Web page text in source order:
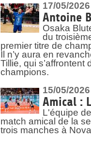
17/05/2026
Antoine
Osaka
du
premier titre de
Il n’y aura en
Tillie, qui
champions.
15/05/2026
Amical :
L'équipe
match amical de la
trois manches à